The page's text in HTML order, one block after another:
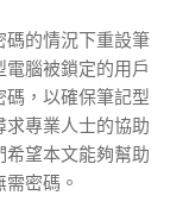
碼的情況下重設筆
腦被鎖定的用戶
，以確保筆記型
求專業人士的協助
希望本文能夠幫助
密碼。